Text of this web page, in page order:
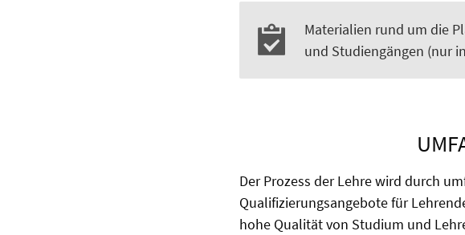
Materialien rund um die
und Studiengängen (nur
Der Prozess der Lehre wird durch
Qualifizierungsangebote für
hohe Qualität von Studium und